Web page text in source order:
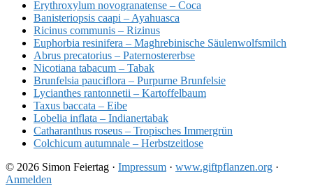
Erythroxylum novogranatense – Coca
Banisteriopsis caapi – Ayahuasca
Ricinus communis – Rizinus
Euphorbia resinifera – Maghrebinische Säulenwolfsmilch
Abrus precatorius – Paternostererbse
Nicotiana tabacum – Tabak
Brunfelsia pauciflora – Purpurne Brunfelsie
Lycianthes rantonnetii – Kartoffelbaum
Taxus baccata – Eibe
Lobelia inflata – Indianertabak
Catharanthus roseus – Tropisches Immergrün
Colchicum autumnale – Herbstzeitlose
© 2026 Simon Feiertag · Impressum · www.giftpflanzen.org ·
Anmelden